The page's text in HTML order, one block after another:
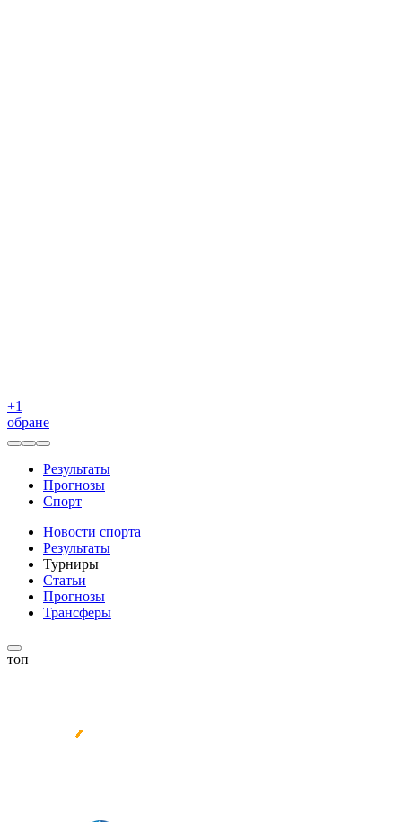
+1
обране
Результаты
Прогнозы
Спорт
Новости спорта
Результаты
Турниры
Статьи
Прогнозы
Трансферы
топ